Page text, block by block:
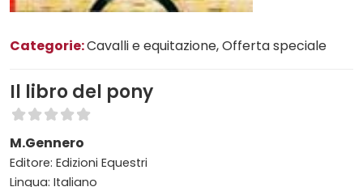
Categorie:Cavalli e equitazione, Offerta speciale
Il libro del pony
M.Gennero
Editore: Edizioni Equestri
Lingua: Italiano